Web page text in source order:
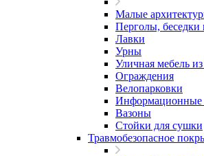
Малые
Перголы, беседки
Лавки
Урны
Уличная мебель
Ограждения
Велопарковки
Информационные
Вазоны
Стойки для сушки
Травмобезопасное